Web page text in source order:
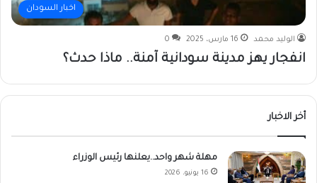
اخبار السودان
الوليد محمد 16 مارس، 2025 0
انفجار يهز مدينة سودانية آمنة.. ماذا حدث؟
أخر الاخبار
مهلة شهر واحد..يعلنها رئيس الوزراء
16 يونيو، 2026